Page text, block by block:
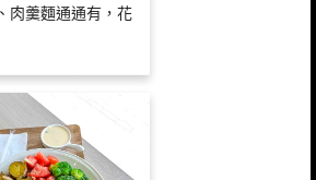
肉羹麵通通有，花